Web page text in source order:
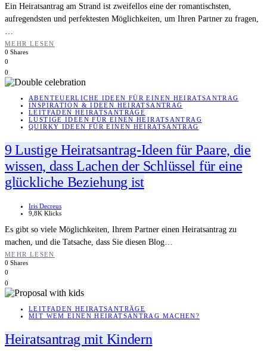
Ein Heiratsantrag am Strand ist zweifellos eine der romantischsten,
aufregendsten und perfektesten Möglichkeiten, um Ihren Partner zu fragen,
…
MEHR LESEN
0 Shares
0
0
ABENTEUERLICHE IDEEN FÜR EINEN HEIRATSANTRAG
INSPIRATION & IDEEN HEIRATSANTRAG
LEITFADEN HEIRATSANTRÄGE
LUSTIGE IDEEN FÜR EINEN HEIRATSANTRAG
QUIRKY IDEEN FÜR EINEN HEIRATSANTRAG
9 Lustige Heiratsantrag-Ideen für Paare, die
wissen, dass Lachen der Schlüssel für eine
glückliche Beziehung ist
Iris Decreus
9,8K Klicks
Es gibt so viele Möglichkeiten, Ihrem Partner einen Heiratsantrag zu
machen, und die Tatsache, dass Sie diesen Blog…
MEHR LESEN
0 Shares
0
0
LEITFADEN HEIRATSANTRÄGE
MIT WEM EINEN HEIRATSANTRAG MACHEN?
Heiratsantrag mit Kindern